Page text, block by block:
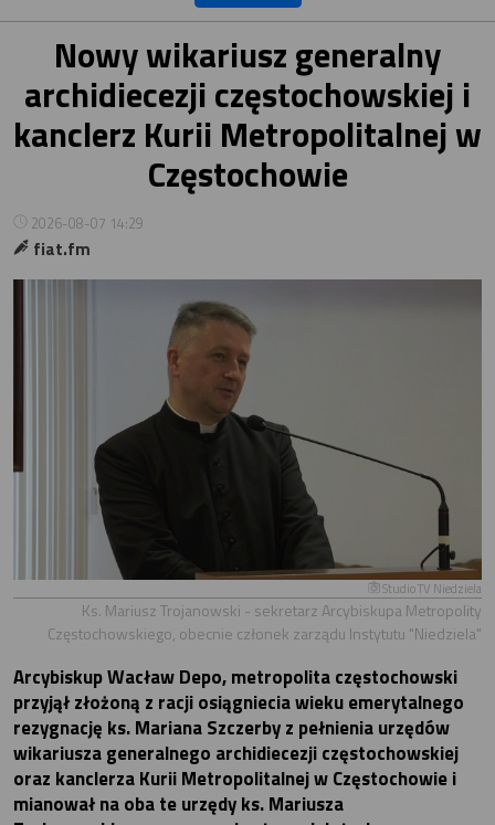
Nowy wikariusz generalny
archidiecezji częstochowskiej i
kanclerz Kurii Metropolitalnej w
Częstochowie
2026-08-07 14:29
fiat.fm
Studio TV Niedziela
Ks. Mariusz Trojanowski - sekretarz Arcybiskupa Metropolity
Częstochowskiego, obecnie członek zarządu Instytutu "Niedziela"
Arcybiskup Wacław Depo, metropolita częstochowski
przyjął złożoną z racji osiągniecia wieku emerytalnego
rezygnację ks. Mariana Szczerby z pełnienia urzędów
wikariusza generalnego archidiecezji częstochowskiej
oraz kanclerza Kurii Metropolitalnej w Częstochowie i
mianował na oba te urzędy ks. Mariusza